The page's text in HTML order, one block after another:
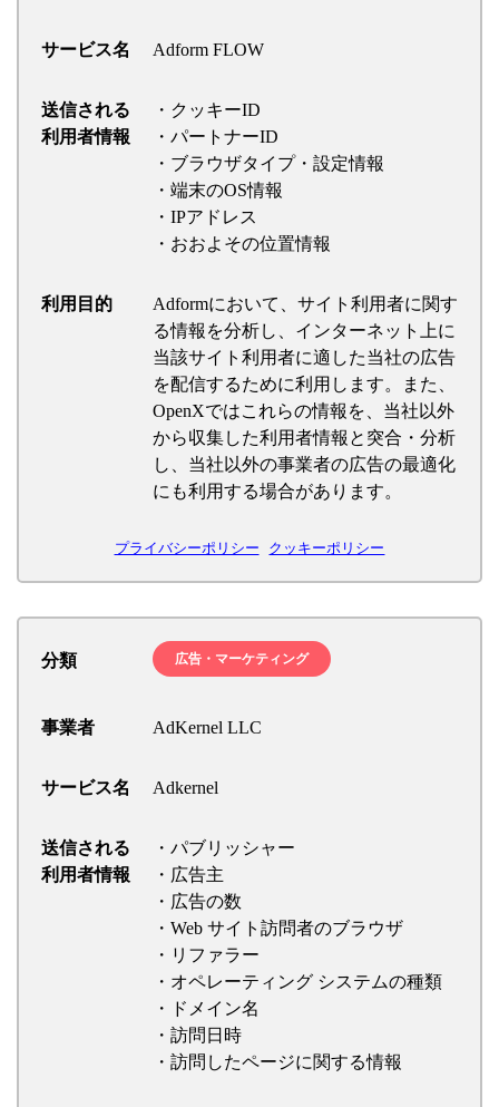
サービス名 Adform FLOW
送信される
利用者情報
・クッキーID
・パートナーID
・ブラウザタイプ・設定情報
・端末のOS情報
・IPアドレス
・おおよその位置情報
利用目的
Adformにおいて、サイト利用者に関す
る情報を分析し、インターネット上に
当該サイト利用者に適した当社の広告
を配信するために利用します。また、
OpenXではこれらの情報を、当社以外
から収集した利用者情報と突合・分析
し、当社以外の事業者の広告の最適化
にも利用する場合があります。
プライバシーポリシー クッキーポリシー
分類 広告・マーケティング
事業者 AdKernel LLC
サービス名 Adkernel
送信される
利用者情報
・パブリッシャー
・広告主
・広告の数
・Web サイト訪問者のブラウザ
・リファラー
・オペレーティング システムの種類
・ドメイン名
・訪問日時
・訪問したページに関する情報